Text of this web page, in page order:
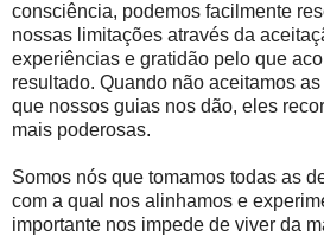
consciência, podemos facilmente
nossas limitações através da
experiências e gratidão pelo que
resultado. Quando não aceitamos
que nossos guias nos dão, eles
mais poderosas.
Somos nós que tomamos todas as
com a qual nos alinhamos e
importante nos impede de viver da